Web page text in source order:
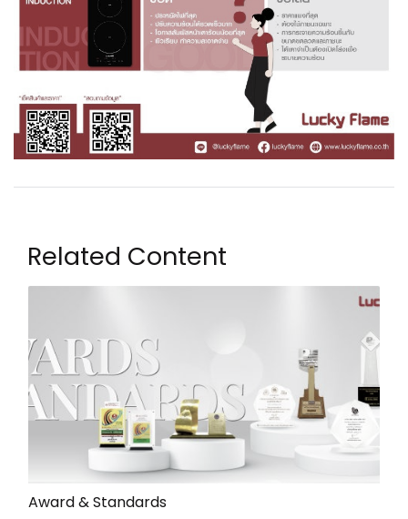
Related Content
Award & Standards